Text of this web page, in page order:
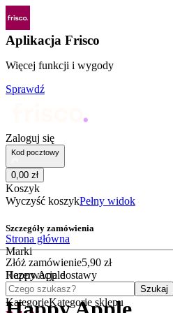
Aplikacja Frisco
Więcej funkcji i wygody
Sprawdź
Zaloguj się
Kod pocztowy
0,00 zł
Koszyk
Wyczyść koszykPełny widok
Szczegóły zamówienia
Złóż zamówienie5,90 zł
Rezerwacja dostawy
Czego szukasz?
Szukaj
KategorieKategorie sklepu
Strona główna
Marki
Happy Apple